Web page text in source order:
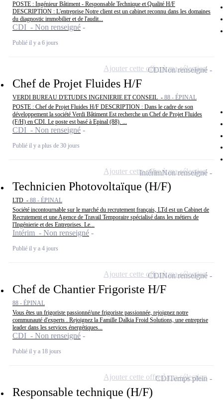
POSTE : Ingénieur Bâtiment - Responsable Technique et Qualité H/F
DESCRIPTION : L'entreprise Notre client est un cabinet reconnu dans les domaines
du diagnostic immobilier et de l'audit...
CDI - Non renseigné
Publié il y a 6 jours
Chef de Projet Fluides H/F
VERDI BUREAU D'ETUDES INGENIERIE ET CONSEIL - 88 - ÉPINAL
POSTE : Chef de Projet Fluides H/F DESCRIPTION : Dans le cadre de son
développement la société Verdi Bâtiment Est recherche un Chef de Projet Fluides
(F/H) en CDI. Le poste est basé à Epinal (88). ...
CDI - Non renseigné
Publié il y a plus de 30 jours
CDINon renseigné
Ajouter cette offre à ma sélection
Technicien Photovoltaïque (H/F)
LTD - 88 - ÉPINAL
Société incontournable sur le marché du recrutement français, LTd est un Cabinet de
Recrutement et une Agence de Travail Temporaire spécialisé dans les métiers de
l'Ingénierie et des Entreprises. Le...
Intérim - Non renseigné
Publié il y a 4 jours
IntérimNon renseigné
Ajouter cette offre à ma sélection
Chef de Chantier Frigoriste H/F
88 - ÉPINAL
Vous êtes un frigoriste passionné/une frigoriste passionnée, rejoignez notre
communauté d'experts . Rejoignez la Famille Dalkia Froid Solutions, une entreprise
leader dans les services énergétiques...
CDI - Non renseigné
Publié il y a 18 jours
CDINon renseigné
Ajouter cette offre à ma sélection
Responsable technique (H/F)
CDITemps plein
Ajouter cette offre à ma sélection